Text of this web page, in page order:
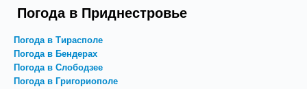
Погода в Приднестровье
Погода в Тирасполе
Погода в Бендерах
Погода в Слободзее
Погода в Григориополе